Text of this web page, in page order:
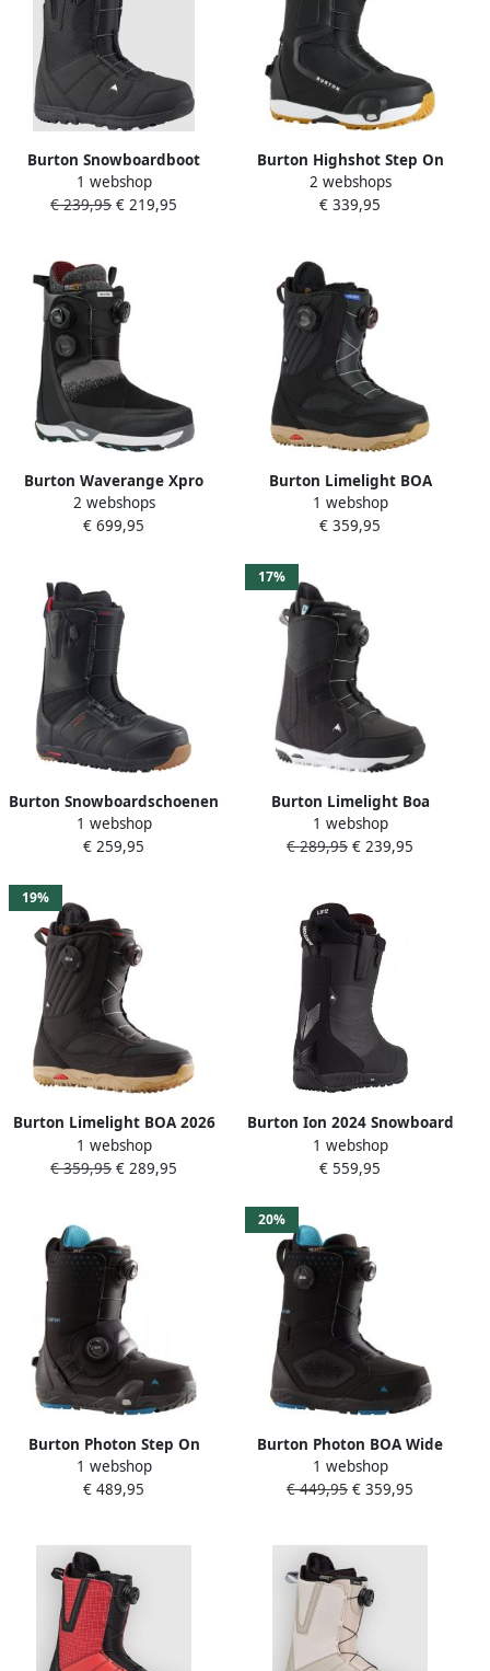
Burton Snowboardboot
Moto Zwart Donkergrijs
1 webshop
€ 239,95 € 219,95
Burton Highshot Step On
Snowboardschoenen dames
2 webshops
€ 339,95
Burton Waverange Xpro
2027 Snowboard Schoenen
zwart
2 webshops
€ 699,95
Burton Limelight BOA
Snowboardschoenen dames
1 webshop
€ 359,95
Burton Snowboardschoenen
heren
1 webshop
€ 259,95
17%
Burton Limelight Boa
Snowboardschoenen dames
1 webshop
€ 289,95 € 239,95
19%
Burton Limelight BOA 2026
Snowboard Schoenen zwart
1 webshop
€ 359,95 € 289,95
Burton Ion 2024 Snowboard
Schoenen zwart
1 webshop
€ 559,95
Burton Photon Step On
Wide 2025 Snowboard
Schoenen zwart
1 webshop
€ 489,95
20%
Burton Photon BOA Wide
2026 Snowboard Schoenen
zwart
1 webshop
€ 449,95 € 359,95